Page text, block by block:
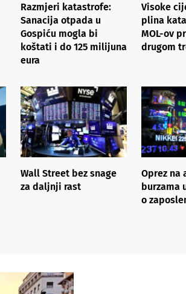
Razmjeri katastrofe:
Sanacija otpada u
Gospiću mogla bi
koštati i do 125 milijuna
eura
Visoke
plina
MOL-ov
drugom
Wall Street bez snage
za daljnji rast
Oprez na
burzama
o